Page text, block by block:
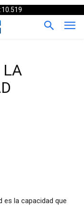
LA
es la capacidad que